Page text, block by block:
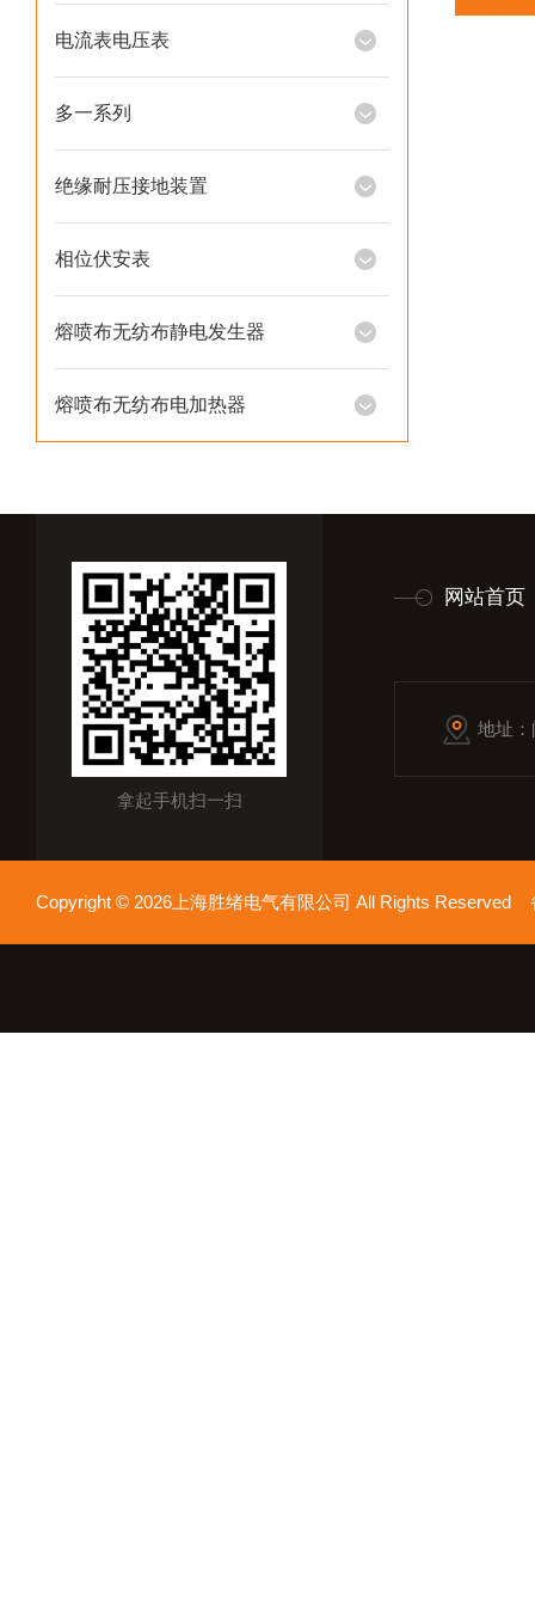
电流表电压表
多一系列
绝缘耐压接地装置
相位伏安表
熔喷布无纺布静电发生器
熔喷布无纺布电加热器
拿起手机扫一扫
网站首页
地址
Copyright © 2026上海胜绪电气有限公司 All Rights Reserved